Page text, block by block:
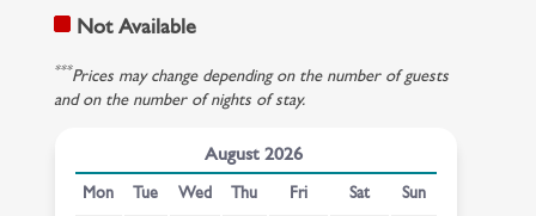
Not Available
***Prices may change depending on the number of guests
and on the number of nights of stay.
August 2026
Mon Tue Wed Thu Fri Sat Sun